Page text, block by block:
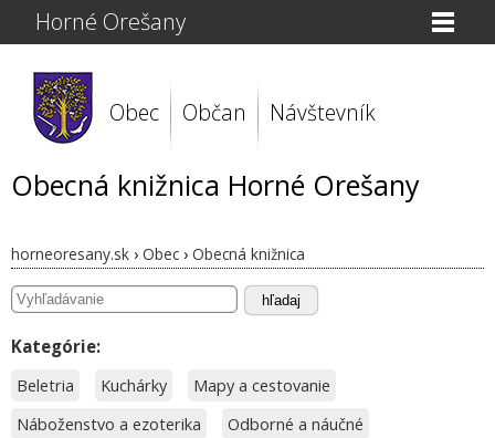
Horné Orešany
Obec Občan Návštevník
Obecná knižnica Horné Orešany
horneoresany.sk › Obec › Obecná knižnica
hľadaj
Kategórie:
Beletria Kuchárky
Mapy a cestovanie
Náboženstvo a ezoterika
Odborné a náučné